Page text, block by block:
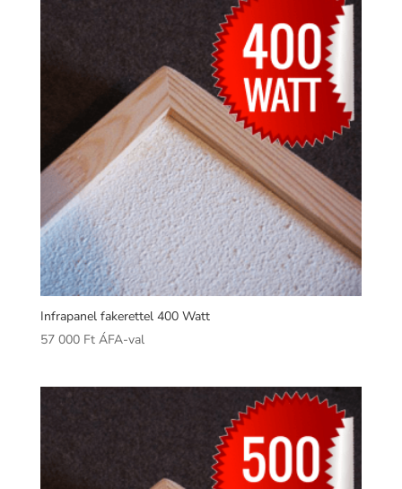
Infrapanel fakerettel 400 Watt
57 000 Ft ÁFA-val